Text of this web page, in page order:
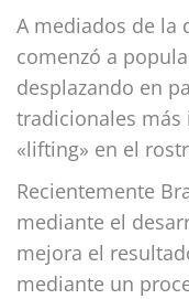
A mediados de la
comenzó a
desplazando en
tradicionales más
«lifting» en el
Recientemente
mediante el
mejora el
mediante un